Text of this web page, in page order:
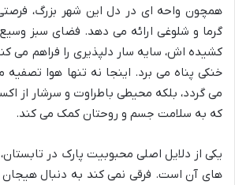
همچون واحه ای در دل این شهر بزرگ، فرصتی
گرما و شلوغی ارائه می دهد. فضای سبز
کشیده اش، سایه سار دلپذیری را فراهم می
خنکی پناه می برد. اینجا نه تنها هوا
می گردد، بلکه محیطی باطراوت و سرشار از
که به سلامت جسم و روحتان کمک می کند.
یکی از دلایل اصلی محبوبیت پارک در
های آن است. فرقی نمی کند به دنبال